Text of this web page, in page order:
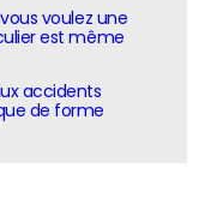
voulez une
est même
accidents
de forme